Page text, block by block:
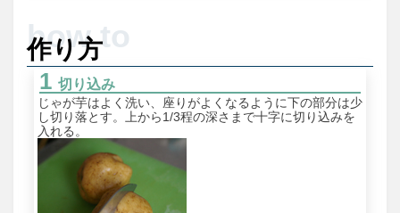
作り方
切り込み
じゃが芋はよく洗い、座りがよくなるように下の部分は少
し切り落とす。上から1/3程の深さまで十字に切り込みを
入れる。